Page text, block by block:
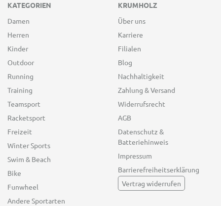
KATEGORIEN
Damen
Herren
Kinder
Outdoor
Running
Training
Teamsport
Racketsport
Freizeit
Winter Sports
Swim & Beach
Bike
Funwheel
Andere Sportarten
KRUMHOLZ
Über uns
Karriere
Filialen
Blog
Nachhaltigkeit
Zahlung & Versand
Widerrufsrecht
AGB
Datenschutz &
Batteriehinweis
Impressum
Barrierefreiheitserklärung
Vertrag widerrufen